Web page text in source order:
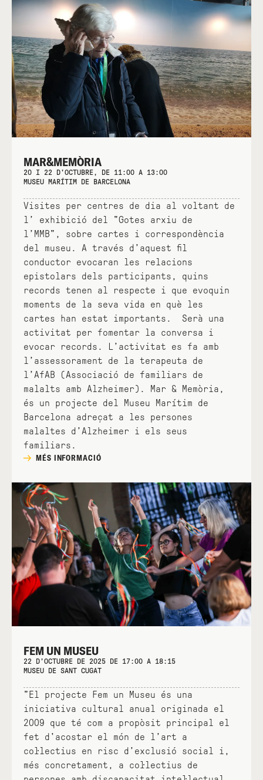
MAR&MEMÒRIA
20 I 22 D'OCTUBRE, DE 11:00 A 13:00
MUSEU MARÍTIM DE BARCELONA
Visites per centres de dia al voltant de
l’ exhibició del "Gotes arxiu de
l’MMB", sobre cartes i correspondència
del museu. A través d’aquest fil
conductor evocaran les relacions
epistolars dels participants, quins
records tenen al respecte i que evoquin
moments de la seva vida en què les
cartes han estat importants. Serà una
activitat per fomentar la conversa i
evocar records. L’activitat es fa amb
l’assessorament de la terapeuta de
l’AfAB (Associació de familiars de
malalts amb Alzheimer). Mar & Memòria,
és un projecte del Museu Marítim de
Barcelona adreçat a les persones
malaltes d’Alzheimer i els seus
familiars.
MÉS INFORMACIÓ
FEM UN MUSEU
22 D’OCTUBRE DE 2025 DE 17:00 A 18:15
MUSEU DE SANT CUGAT
"El projecte Fem un Museu és una
iniciativa cultural anual originada el
2009 que té com a propòsit principal el
fet d'acostar el món de l’art a
col·lectius en risc d’exclusió social i,
més concretament, a col·lectius de